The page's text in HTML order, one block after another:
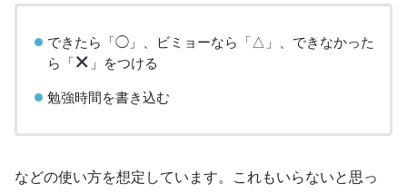
できたら「◯」、ビミョーなら「△」、できなかった
ら「
」をつける
勉強時間を書き込む
などの使い方を想定しています。これもいらないと思っ